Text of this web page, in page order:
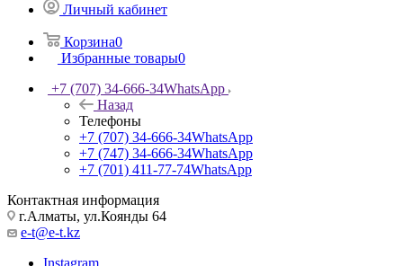
Личный кабинет
Корзина0
Избранные товары0
+7 (707) 34-666-34WhatsApp
Назад
Телефоны
+7 (707) 34-666-34WhatsApp
+7 (747) 34-666-34WhatsApp
+7 (701) 411-77-74WhatsApp
Контактная информация
г.Алматы, ул.Коянды 64
e-t@e-t.kz
Instagram